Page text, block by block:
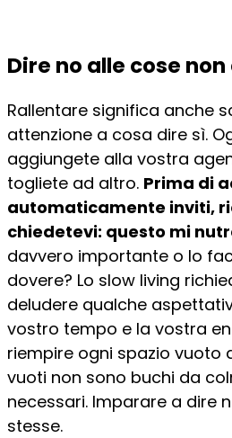
Dire no alle cose
Rallentare significa anche
attenzione a cosa dire sì.
aggiungete alla vostra
togliete ad altro. Prima di
automaticamente inviti,
chiedetevi: questo mi
davvero importante o lo
dovere? Lo slow living
deludere qualche
vostro tempo e la vostra
riempire ogni spazio vuoto
vuoti non sono buchi da
necessari. Imparare a dire
stesse.